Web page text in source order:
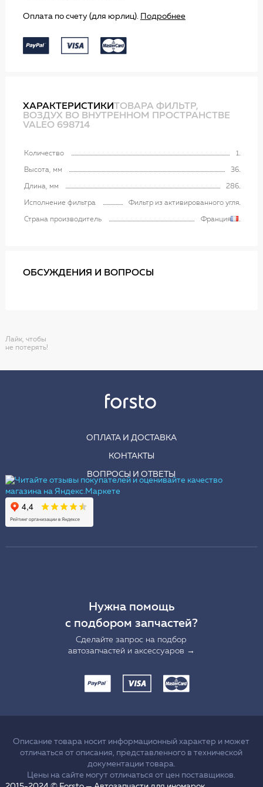
Оплата по счету (для юрлиц). Подробнее
ХАРАКТЕРИСТИКИТОВАРА ФИЛЬТР,
ВОЗДУХ ВО ВНУТРЕННОМ ПРОСТРАНСТВЕ
VALEO 698714
Количество 1
Высота, мм 36
Длина, мм 286
Исполнение фильтра Фильтр из активированного угля
Страна производитель Франция
ОБСУЖДЕНИЯ И ВОПРОСЫ
Лайк, чтобы
не потерять!
ОПЛАТА И ДОСТАВКА
КОНТАКТЫ
ВОПРОСЫ И ОТВЕТЫ
Нужна помощь
с подбором запчастей?
Сделайте запрос на подбор
автозапчастей и аксессуаров →
Описание товара носит информационный характер и может
отличаться от описания, представленного в технической
документации товара.
Цены на сайте могут отличаться от цен поставщиков.